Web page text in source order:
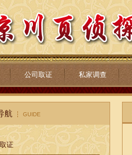
公司取证 私家调查
航 GUIDE
证